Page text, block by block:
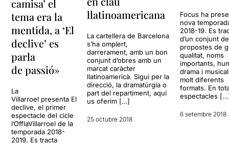
camisa’ el
tema era la
mentida, a ‘El
declive’ es
parla
de passió»
La
Villarroel presenta El
declive, el primer
espectacle del cicle
l’OfflaVillarroel de la
temporada 2018-
2019. Es tracta
llatinoamericana
La cartellera de Barcelona
s’ha omplert,
darrerament, amb un bon
conjunt d’obres amb un
marcat caràcter
llatinoamericà. Sigui per la
direcció, la dramatúrgia o
part del repartiment, aquí
us oferim […]
25 octubre 2018
Focus ha
nova
2018-19. Es
d’un conjunt de
propostes de
qualitat, noms
importants,
drama i
molt diferents
formats. En
espectacles
6 setembre 2018